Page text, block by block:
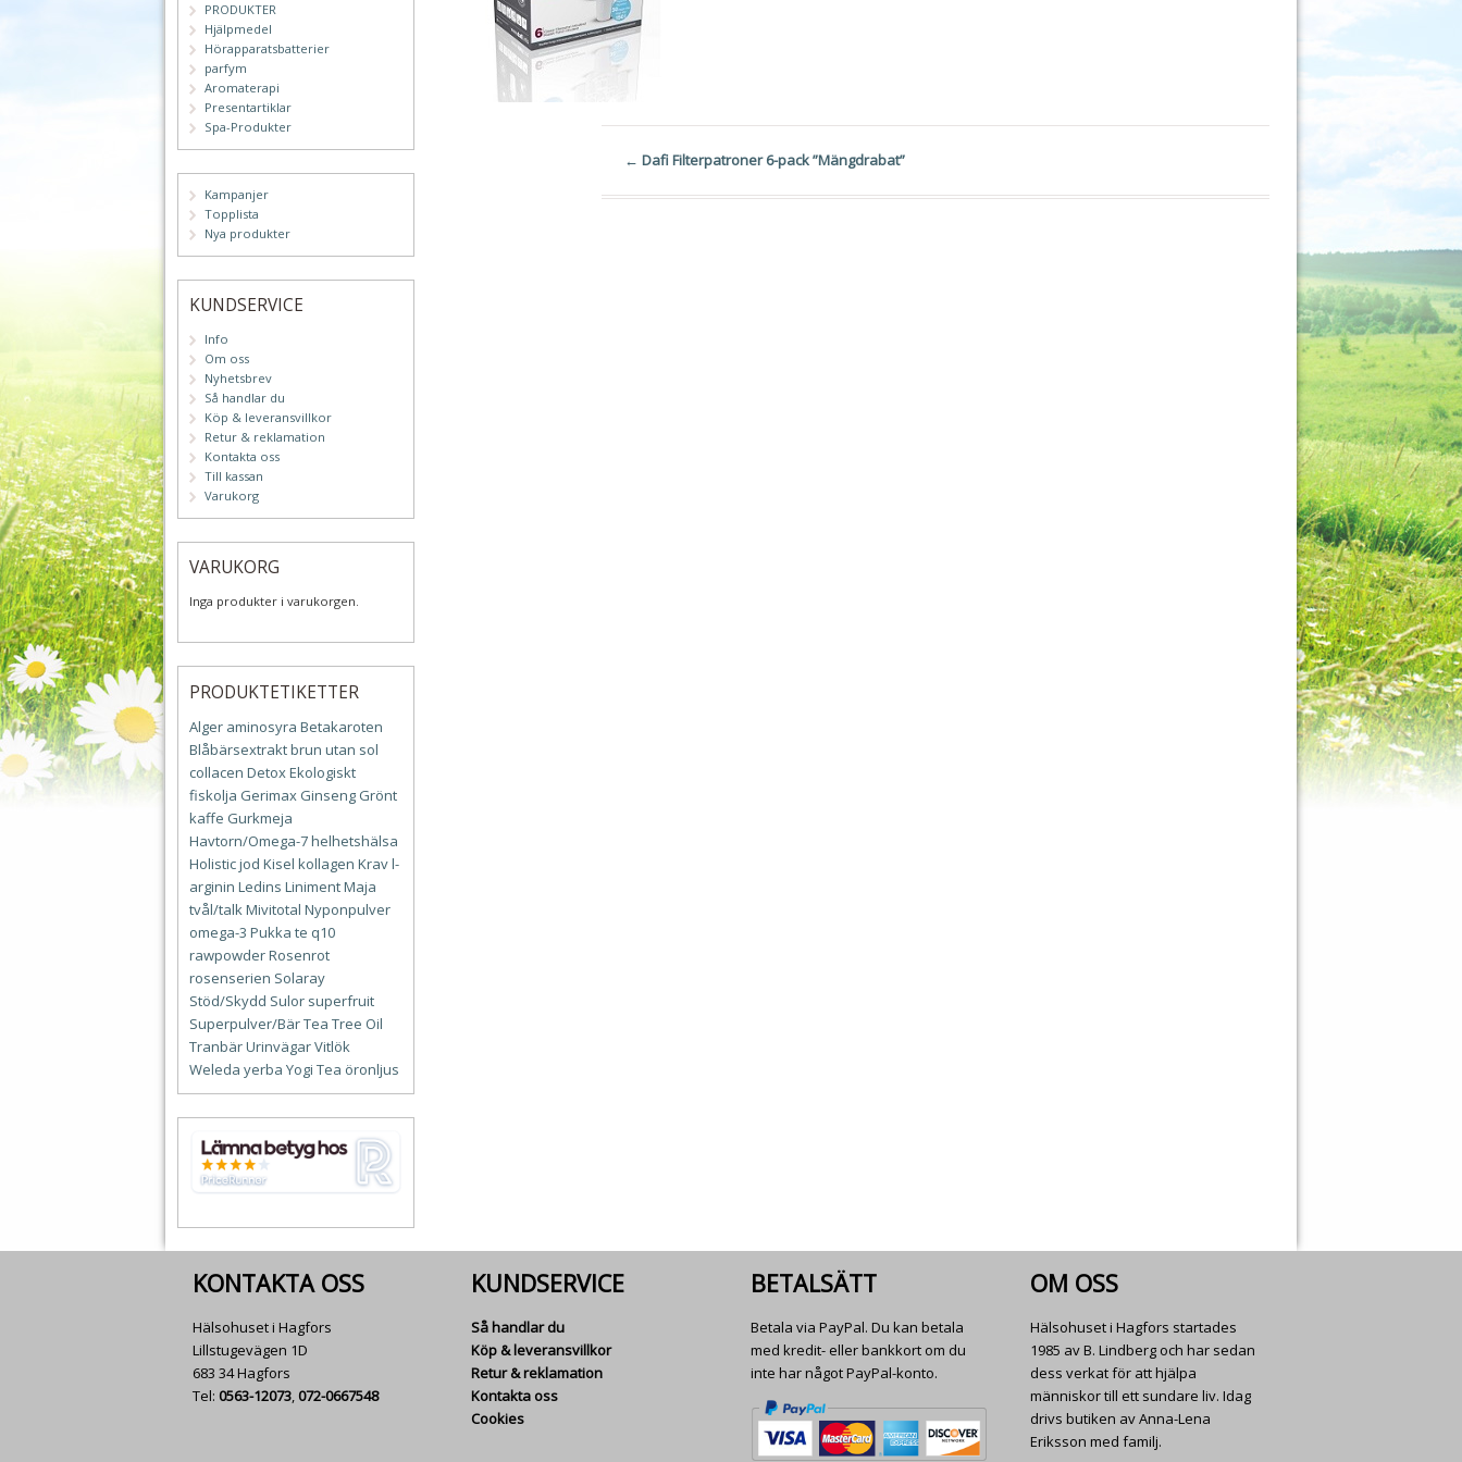
← Dafi Filterpatroner 6-pack ”Mängdrabat”
PRODUKTER
Hjälpmedel
Hörapparatsbatterier
parfym
Aromaterapi
Presentartiklar
Spa-Produkter
Kampanjer
Topplista
Nya produkter
KUNDSERVICE
Info
Om oss
Nyhetsbrev
Så handlar du
Köp & leveransvillkor
Retur & reklamation
Kontakta oss
Till kassan
Varukorg
VARUKORG
Inga produkter i varukorgen.
PRODUKTETIKETTER
Alger aminosyra Betakaroten
Blåbärsextraktbrun utan sol
collacen DetoxEkologiskt
fiskolja Gerimax Ginseng Grönt
kaffe Gurkmeja
Havtorn/Omega-7helhetshälsa
Holisticjod Kisel kollagen Kravl-
arginin Ledins LinimentMaja
tvål/talkMivitotal Nyponpulver
omega-3 Pukka te q10
rawpowderRosenrot
rosenserien Solaray
Stöd/Skydd Sulor superfruit
Superpulver/BärTea Tree Oil
TranbärUrinvägarVitlök
Weleda yerba Yogi Tea öronljus
KONTAKTA OSS
Hälsohuset i Hagfors
Lillstugevägen 1D
683 34 Hagfors
Tel: 0563-12073,072-0667548
KUNDSERVICE
Så handlar du
Köp & leveransvillkor
Retur & reklamation
Kontakta oss
Cookies
BETALSÄTT
Betala via PayPal. Du kan betala
med kredit- eller bankkort om du
inte har något PayPal-konto.
OM OSS
Hälsohuset i Hagfors startades
1985 av B. Lindberg och har sedan
dess verkat för att hjälpa
människor till ett sundare liv. Idag
drivs butiken av Anna-Lena
Eriksson med familj.